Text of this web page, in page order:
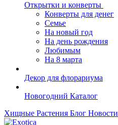
Открытки и конверты
Конверты для денег
Семье
На новый год
На день рождения
Любимым
На 8 марта
Декор для флорариума
Новогодний Каталог
Хищные Растения Блог Новости